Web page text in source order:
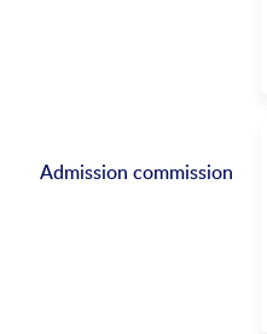
Admission commission